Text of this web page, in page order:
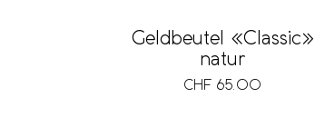
Geldbeutel «Classic»
natur
CHF 65.00